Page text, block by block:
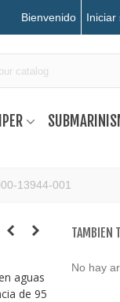
Bienvenido Iniciar
13944-001
aguas
de 95
TAMBIEN
No hay